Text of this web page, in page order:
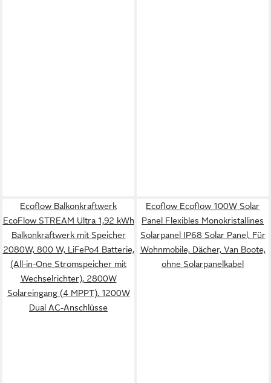
Ecoflow Balkonkraftwerk
EcoFlow STREAM Ultra 1,92 kWh
Balkonkraftwerk mit Speicher
2080W, 800 W, LiFePo4 Batterie,
(All-in-One Stromspeicher mit
Wechselrichter), 2800W
Solareingang (4 MPPT), 1200W
Dual AC-Anschlüsse
Ecoflow Ecoflow 100W Solar
Panel Flexibles Monokristallines
Solarpanel IP68 Solar Panel, Für
Wohnmobile, Dächer, Van Boote,
ohne Solarpanelkabel